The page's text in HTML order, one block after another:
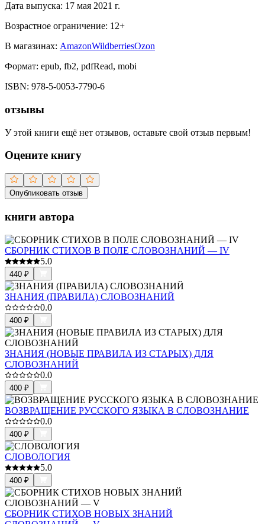
Дата выпуска: 17 мая 2021 г.
Возрастное ограничение: 12+
В магазинах: AmazonWildberriesOzon
Формат: epub, fb2, pdfRead, mobi
ISBN: 978-5-0053-7790-6
отзывы
У этой книги ещё нет отзывов, оставьте свой отзыв первым!
Оцените книгу
Опубликовать отзыв
книги автора
СБОРНИК СТИХОВ В ПОЛЕ СЛОВОЗНАНИЙ — IV
5.0
440 ₽
ЗНАНИЯ (ПРАВИЛА) СЛОВОЗНАНИЙ
0.0
400 ₽
ЗНАНИЯ (НОВЫЕ ПРАВИЛА ИЗ СТАРЫХ) ДЛЯ
СЛОВОЗНАНИЙ
0.0
400 ₽
ВОЗВРАЩЕНИЕ РУССКОГО ЯЗЫКА В СЛОВОЗНАНИЕ
0.0
400 ₽
СЛОВОЛОГИЯ
5.0
400 ₽
СБОРНИК СТИХОВ НОВЫХ ЗНАНИЙ